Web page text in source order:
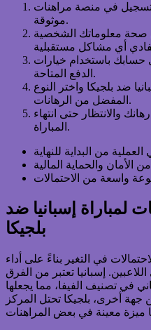
في منصة مراهنات
موثوقة.
صحة معلوماتك الشخصية
حسابك باستخدام خيارات
الدفع المتاحة.
ضد بلجيكا واختر النوع
المفضل من الرهانات.
والانتظار حتى انتهاء
المباراة.
لمباراة إسبانيا ضد
بلجيكا
في التغير بناءً على أداء
إسبانيا تعتبر من الفرق
في تصنيف الفيفا، مما يجعلها
جهة أخرى، بلجيكا تحتل المركز